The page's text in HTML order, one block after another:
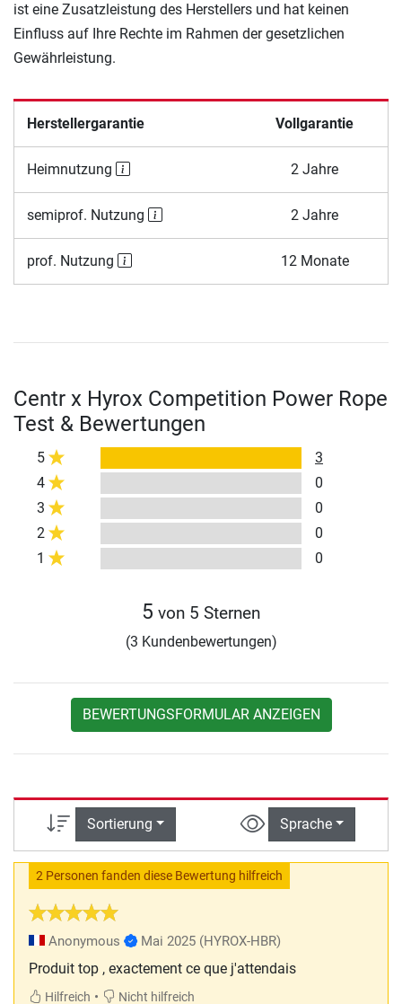
ist eine Zusatzleistung des Herstellers und hat keinen
Einfluss auf Ihre Rechte im Rahmen der gesetzlichen
Gewährleistung.
Herstellergarantie Vollgarantie
Heimnutzung 2 Jahre
semiprof. Nutzung 2 Jahre
prof. Nutzung 12 Monate
Centr x Hyrox Competition Power Rope
Test & Bewertungen
5
3
4
0
3
0
2
0
1
0
5 von 5 Sternen
(3 Kundenbewertungen)
BEWERTUNGSFORMULAR ANZEIGEN
Sortierung Sprache
2 Personen fanden diese Bewertung hilfreich
Anonymous Mai 2025 (HYROX-HBR)
Produit top , exactement ce que j'attendais
Hilfreich • Nicht hilfreich